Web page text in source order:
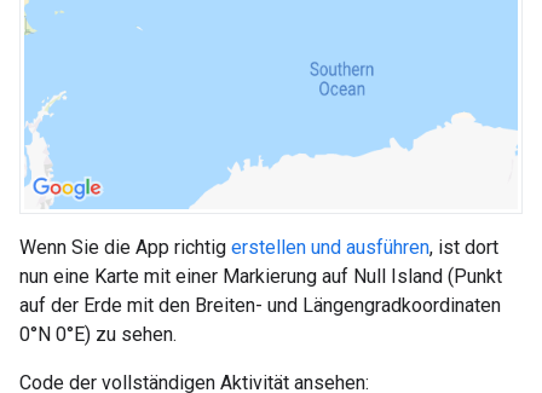
Wenn Sie die App richtig erstellen und ausführen, ist dort
nun eine Karte mit einer Markierung auf Null Island (Punkt
auf der Erde mit den Breiten- und Längengradkoordinaten
0°N 0°E) zu sehen.
Code der vollständigen Aktivität ansehen: